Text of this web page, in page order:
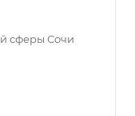
сферы Сочи